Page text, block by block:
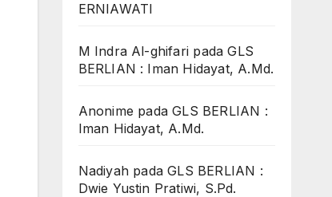
ERNIAWATI
M Indra Al-ghifari padaGLS
BERLIAN : Iman Hidayat, A.Md.
Anonime padaGLS BERLIAN :
Iman Hidayat, A.Md.
NadiyahpadaGLS BERLIAN :
Dwie Yustin Pratiwi, S.Pd.